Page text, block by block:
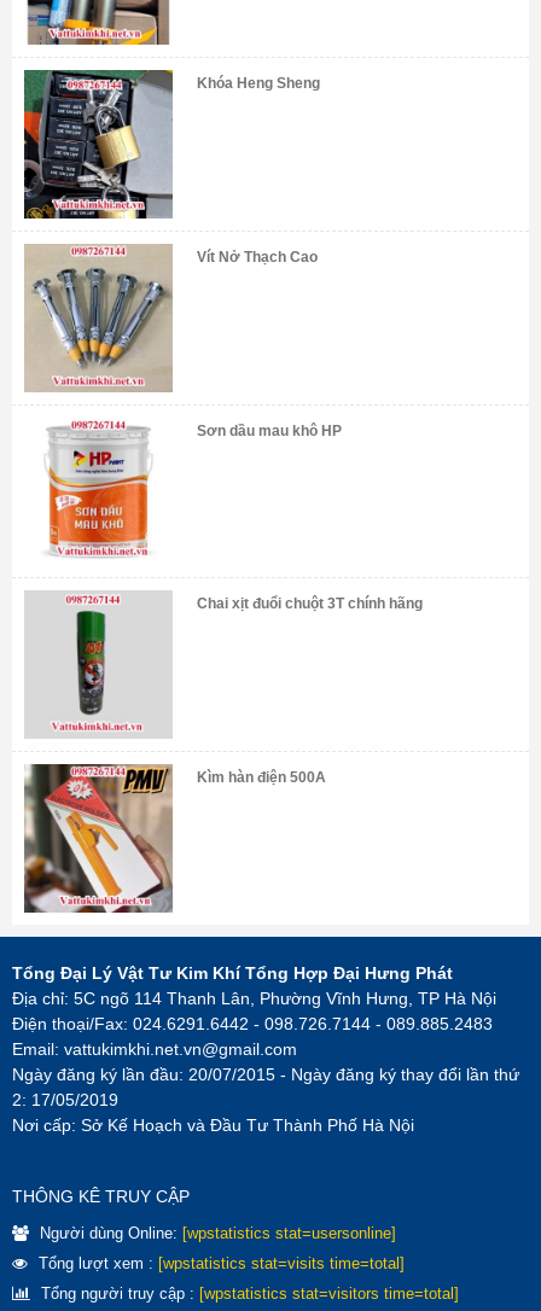
Khóa Heng Sheng
Vít Nở Thạch Cao
Sơn dầu mau khô HP
Chai xịt đuổi chuột 3T chính hãng
Kìm hàn điện 500A
Tổng Đại Lý Vật Tư Kim Khí Tổng Hợp Đại Hưng Phát
Địa chỉ: 5C ngõ 114 Thanh Lân, Phường Vĩnh Hưng, TP Hà Nội
Điện thoại/Fax: 024.6291.6442 - 098.726.7144 - 089.885.2483
Email: vattukimkhi.net.vn@gmail.com
Ngày đăng ký lần đầu: 20/07/2015 - Ngày đăng ký thay đổi lần thứ
2: 17/05/2019
Nơi cấp: Sở Kế Hoạch và Đầu Tư Thành Phố Hà Nội
THÔNG KÊ TRUY CẬP
Người dùng Online: [wpstatistics stat=usersonline]
Tổng lượt xem : [wpstatistics stat=visits time=total]
Tổng người truy cập : [wpstatistics stat=visitors time=total]